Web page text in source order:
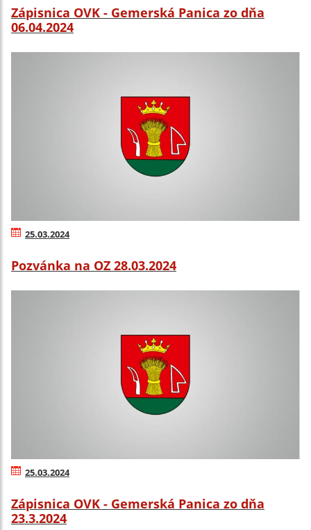
Zápisnica OVK - Gemerská Panica zo dňa
06.04.2024
25.03.2024
Pozvánka na OZ 28.03.2024
25.03.2024
Zápisnica OVK - Gemerská Panica zo dňa
23.3.2024